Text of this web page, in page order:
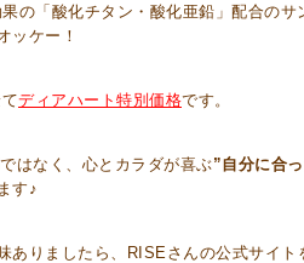
の「酸化チタン・酸化亜鉛」配合の
ッケー！
ディアハート特別価格です。
はなく、心とカラダが喜ぶ”自分に合
す♪
ありましたら、RISEさんの公式サイト